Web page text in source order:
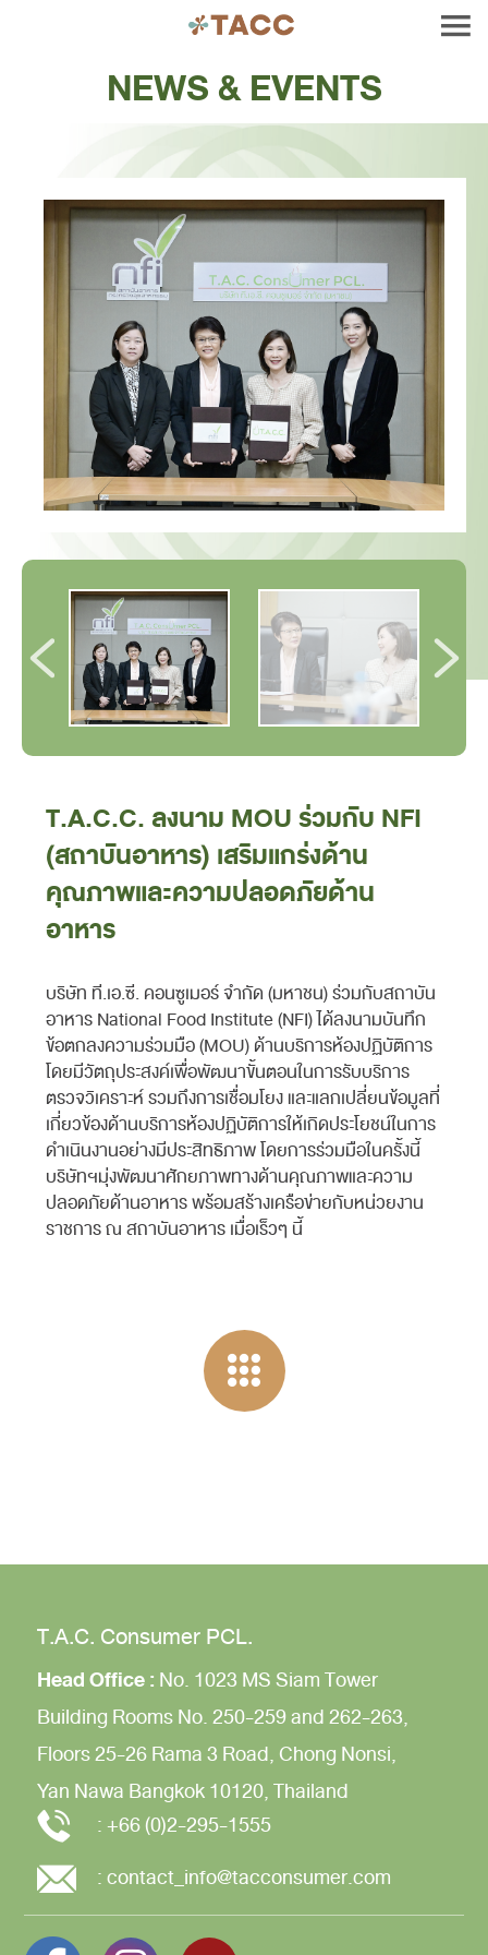
NEWS & EVENTS
T.A.C.C. ลงนาม MOU ร่วมกับ NFI
(สถาบันอาหาร) เสริมแกร่งด้าน
คุณภาพและความปลอดภัยด้าน
อาหาร
บริษัท ที.เอ.ซี. คอนซูเมอร์ จำกัด (มหาชน) ร่วมกับสถาบัน
อาหาร National Food Institute (NFI) ได้ลงนามบันทึก
ข้อตกลงความร่วมมือ (MOU) ด้านบริการห้องปฏิบัติการ
โดยมีวัตถุประสงค์เพื่อพัฒนาขั้นตอนในการรับบริการ
ตรวจวิเคราะห์ รวมถึงการเชื่อมโยง และแลกเปลี่ยนข้อมูลที่
เกี่ยวข้องด้านบริการห้องปฏิบัติการให้เกิดประโยชน์ในการ
ดำเนินงานอย่างมีประสิทธิภาพ โดยการร่วมมือในครั้งนี้
บริษัทฯมุ่งพัฒนาศักยภาพทางด้านคุณภาพและความ
ปลอดภัยด้านอาหาร พร้อมสร้างเครือข่ายกับหน่วยงาน
ราชการ ณ สถาบันอาหาร เมื่อเร็วๆ นี้
T.A.C. Consumer PCL.
Head Office : No. 1023 MS Siam Tower
Building Rooms No. 250-259 and 262-263,
Floors 25-26Rama 3 Road, Chong Nonsi,
Yan Nawa Bangkok 10120, Thailand
:+66 (0)2-295-1555
:contact_info@tacconsumer.com